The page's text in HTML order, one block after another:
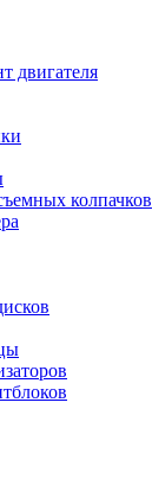
двигателя
колпачков